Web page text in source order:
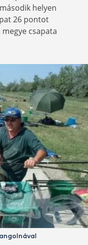
helyen
26 pontot
csapata